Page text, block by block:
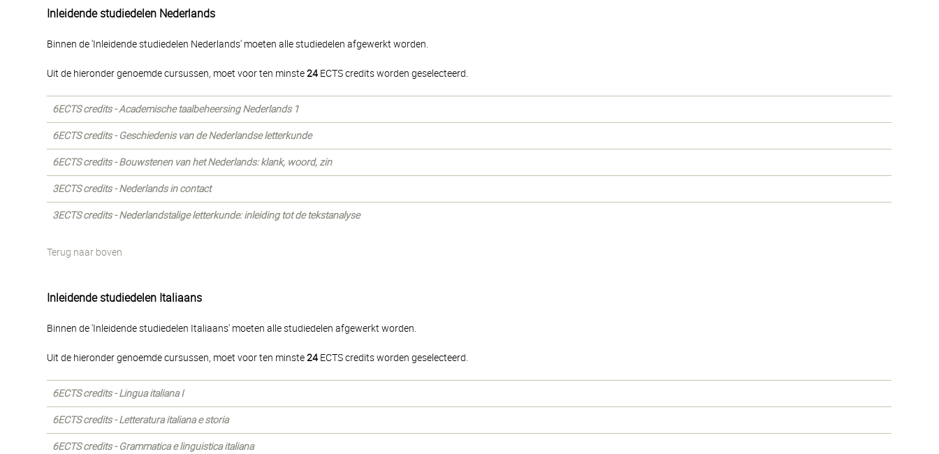
Inleidende studiedelen Nederlands
Binnen de 'Inleidende studiedelen Nederlands' moeten alle studiedelen afgewerkt worden.
Uit de hieronder genoemde cursussen, moet voor ten minste24 ECTS credits worden geselecteerd.
6ECTS credits - Academische taalbeheersing Nederlands 1
6ECTS credits - Geschiedenis van de Nederlandse letterkunde
6ECTS credits - Bouwstenen van het Nederlands: klank, woord, zin
3ECTS credits - Nederlands in contact
3ECTS credits - Nederlandstalige letterkunde: inleiding tot de tekstanalyse
Terug naar boven
Inleidende studiedelen Italiaans
Binnen de 'Inleidende studiedelen Italiaans' moeten alle studiedelen afgewerkt worden.
Uit de hieronder genoemde cursussen, moet voor ten minste24 ECTS credits worden geselecteerd.
6ECTS credits - Lingua italiana I
6ECTS credits - Letteratura italiana e storia
6ECTS credits - Grammatica e linguistica italiana